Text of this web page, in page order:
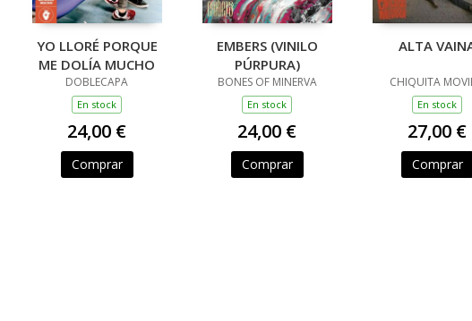
YO LLORÉ PORQUE
ME DOLÍA MUCHO
DOBLECAPA
En stock
24,00 €
Comprar
EMBERS (VINILO
PÚRPURA)
BONES OF MINERVA
En stock
24,00 €
Comprar
ALTA
CHIQUITA
En stock
27,00 €
Comprar